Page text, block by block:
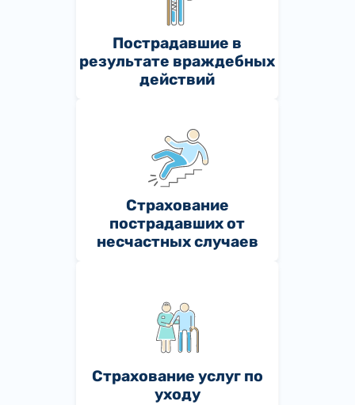
Пострадавшие в
результате враждебных
действий
Страхование
пострадавших от
несчастных случаев
Страхование услуг по
уходу